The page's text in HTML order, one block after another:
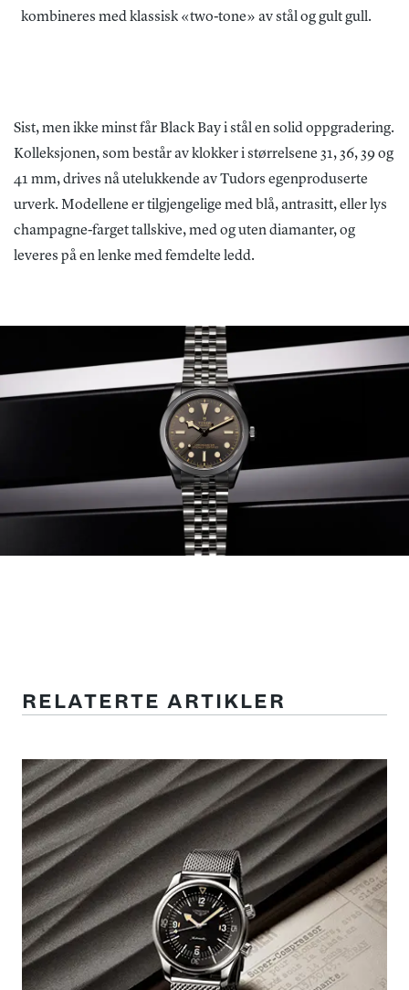
kombineres med klassisk «two-tone» av stål og gult gull.
Sist, men ikke minst får Black Bay i stål en solid oppgradering.
Kolleksjonen, som består av klokker i størrelsene 31, 36, 39 og
41 mm, drives nå utelukkende av Tudors egenproduserte
urverk. Modellene er tilgjengelige med blå, antrasitt, eller lys
champagne-farget tallskive, med og uten diamanter, og
leveres på en lenke med femdelte ledd.
RELATERTE ARTIKLER